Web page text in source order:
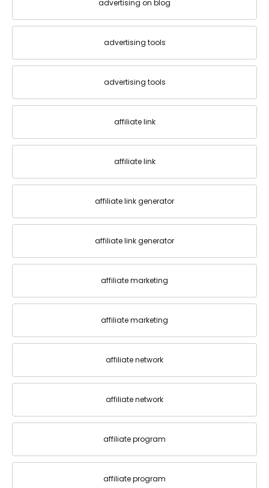
advertising on blog
advertising tools
advertising tools
affiliate link
affiliate link
affiliate link generator
affiliate link generator
affiliate marketing
affiliate marketing
affiliate network
affiliate network
affiliate program
affiliate program